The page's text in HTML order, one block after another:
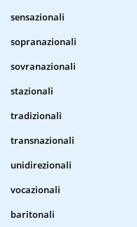
sensazionali
sopranazionali
sovranazionali
stazionali
tradizionali
transnazionali
unidirezionali
vocazionali
baritonali